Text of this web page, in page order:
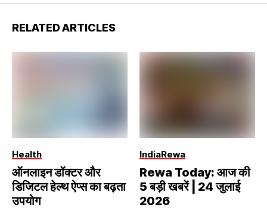
RELATED ARTICLES
Health
ऑनलाइन डॉक्टर और
डिजिटल हेल्थ ऐप्स का बढ़ता
उपयोग
IndiaRewa
Rewa Today: आज की
5 बड़ी खबरें | 24 जुलाई
2026